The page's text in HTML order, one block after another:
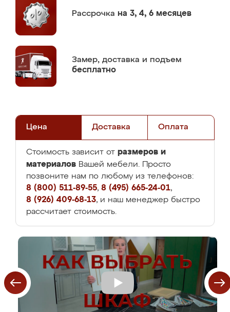
Рассрочка на 3, 4, 6 месяцев
Замер, доставка и подъем
бесплатно
Цена Доставка Оплата
Стоимость зависит от размеров и
материалов Вашей мебели. Просто
позвоните нам по любому из телефонов:
8 (800) 511-89-55, 8 (495) 665-24-01,
8 (926) 409-68-13, и наш менеджер быстро
рассчитает стоимость.